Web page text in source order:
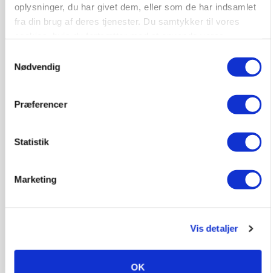
oplysninger, du har givet dem, eller som de har indsamlet
fra din brug af deres tjenester. Du samtykker til vores
Nødvendig
Præferencer
Statistik
Marketing
Vis detaljer
OK
BUSINESS
Stærkt år for griseformand: Overskud nærmer
sig 8 mio.
Jernbaneregler er forældede og bør laves om,